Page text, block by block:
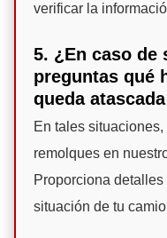
verificar la
5. ¿En caso
preguntas qué
queda
En tales
remolques en
Proporciona
situación de tu